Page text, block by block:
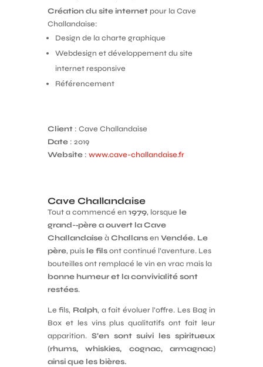
Création du site internetpour la Cave
Challandaise:
Design de la charte graphique
Webdesign et développement du site
internet responsive
Référencement
Client : Cave Challandaise
Date : 2019
Website: www.cave-challandaise.fr
Cave Challandaise
Tout a commencé en 1979, lorsque le
grand-­‐père a ouvert la Cave
ChallandaiseàChallansen Vendée. Le
père, puis le filsont continué l’aventure. Les
bouteilles ont remplacé le vin en vrac mais la
bonne humeur et la convivialité sont
restées.
Le fils, Ralph, a fait évoluer l’offre. Les Bag in
Box et les vins plus qualitatifs ont fait leur
apparition. S’en sont suivi les spiritueux
(rhums, whiskies, cognac, armagnac)
ainsi que les bières.